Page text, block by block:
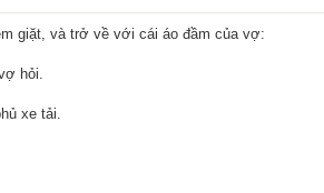
giặt, và trở về với cái áo đầm của vợ:
hỏi.
xe tải.